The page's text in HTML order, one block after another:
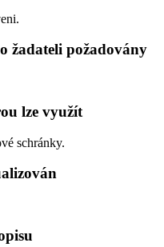
žadateli požadovány
lze využít
schránky.